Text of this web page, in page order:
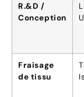
R.&D /
Conception
Fraisage
de tissu